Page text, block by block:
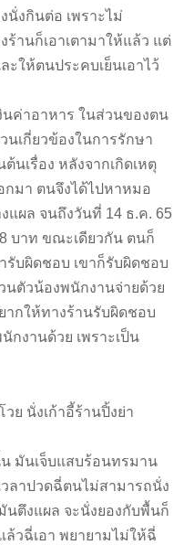
นั่งกินต่อ เพราะไม่
ร้านก็เอาเตามาให้แล้ว แต่
ะให้ตนประคบเย็นเอาไว้
าอาหาร ในส่วนของตน
นเกี่ยวข้องในการรักษา
นเรื่อง หลังจากเกิดเหตุ
มา ตนจึงได้ไปหาหมอ
แผล จนถึงวันที่ 14 ธ.ค. 65
บาท ขณะเดียวกัน ตนก็
รับผิดชอบ เขาก็รับผิดชอบ
ตัวน้องพนักงานจ่ายด้วย
ากให้ทางร้านรับผิดชอบ
งานด้วย เพราะเป็น
นเจ็บแสบร้อนทรมาน
ลาปวดฉี่ตนไม่สามารถนั่ง
นตึงแผล จะนั่งยองกับพื้นก็
วฉี่เอา พยายามไม่ให้ฉี่